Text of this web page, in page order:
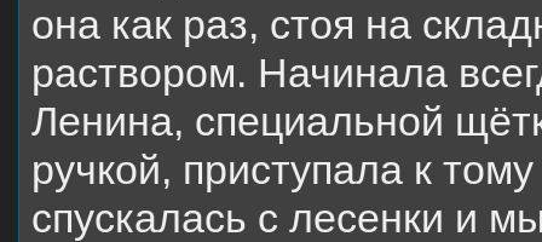
она как раз, стоя на
раствором. Начинала
Ленина, специальной
ручкой, приступала к
спускалась с лесенки и